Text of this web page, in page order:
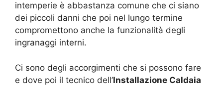
intemperie è abbastanza comune che ci siano
dei piccoli danni che poi nel lungo termine
compromettono anche la funzionalità degli
ingranaggi interni.
Ci sono degli accorgimenti che si possono fare
e dove poi il tecnico dell’Installazione Caldaia